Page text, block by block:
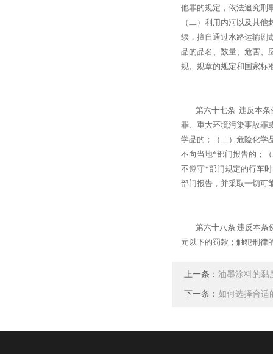
他罪的规定，依法追究刑
（二）利用内河以及其
续，擅自通过水路运输剧
品的品名、数量、危害、
规、规章的规定和国家标
第六十七条 违反本条例
罪、重大环境污染事故罪
学品的；（二）危险化学
不向当地*部门报告的；
不遵守*部门规定的行车
部门报告，并采取一切可
第六十八条 违反本条例
元以下的罚款；触犯刑律
上一条： 油墨涂料的黏
下一条： 如何选择合适